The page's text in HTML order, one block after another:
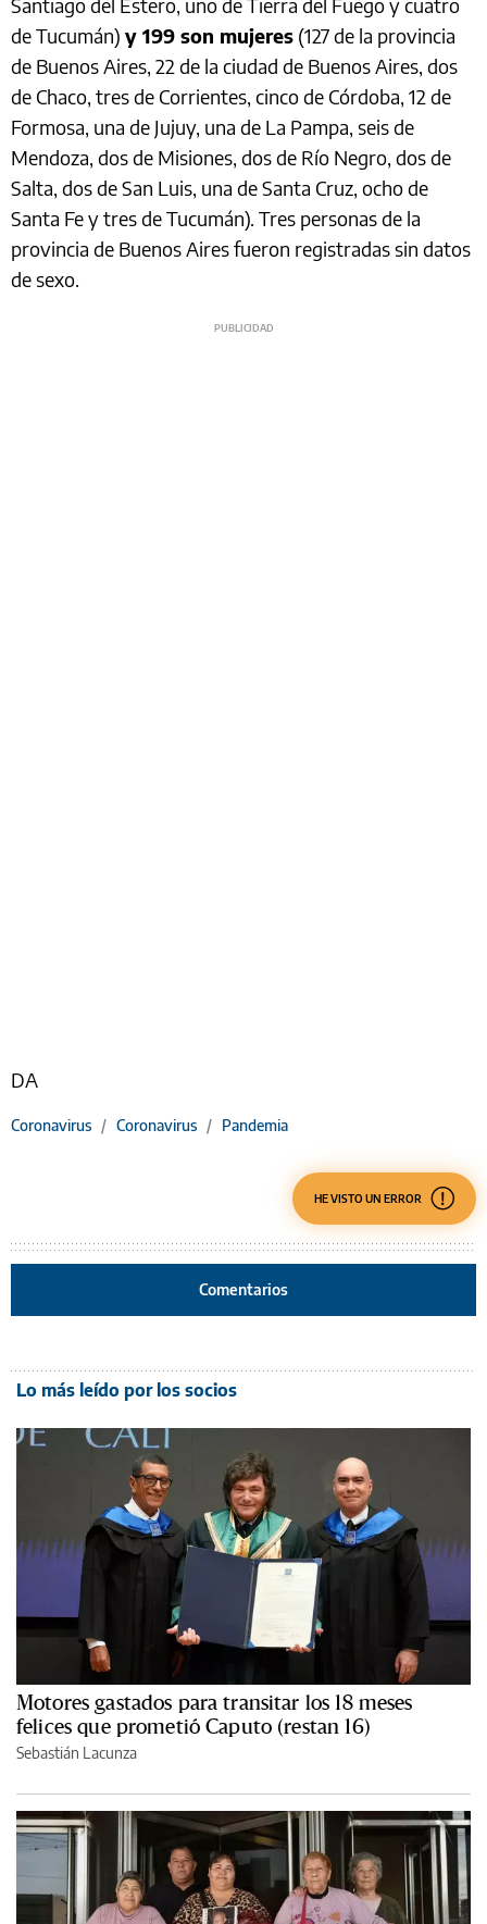
Santiago del Estero, uno de Tierra del Fuego y cuatro
de Tucumán) y 199 son mujeres (127 de la provincia
de Buenos Aires, 22 de la ciudad de Buenos Aires, dos
de Chaco, tres de Corrientes, cinco de Córdoba, 12 de
Formosa, una de Jujuy, una de La Pampa, seis de
Mendoza, dos de Misiones, dos de Río Negro, dos de
Salta, dos de San Luis, una de Santa Cruz, ocho de
Santa Fe y tres de Tucumán). Tres personas de la
provincia de Buenos Aires fueron registradas sin datos
de sexo.
DA
Coronavirus / Coronavirus / Pandemia
HE VISTO UN ERROR
Comentarios
Lo más leído por los socios
Motores gastados para transitar los 18 meses
felices que prometió Caputo (restan 16)
Sebastián Lacunza